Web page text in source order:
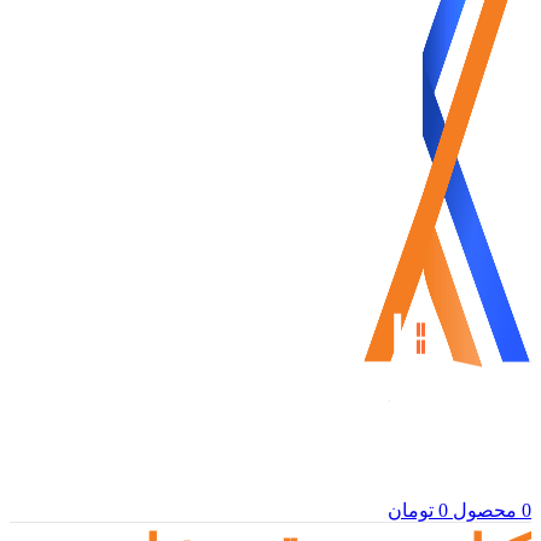
0 محصول 0 تومان